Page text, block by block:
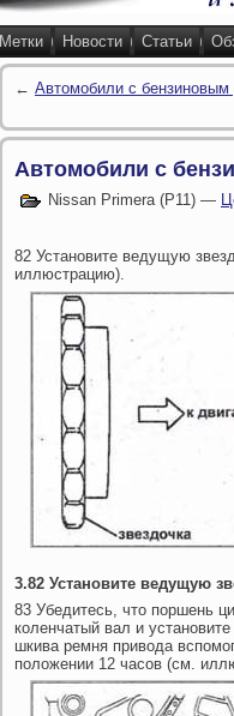
Метки Новости Статьи
← Автомобили с
Автомобили с
Nissan Primera (P11) —
82 Установите ведущую
иллюстрацию).
3.82 Установите ведущую
83 Убедитесь, что поршень
коленчатый вал и
шкива ремня привода
положении 12 часов (см.